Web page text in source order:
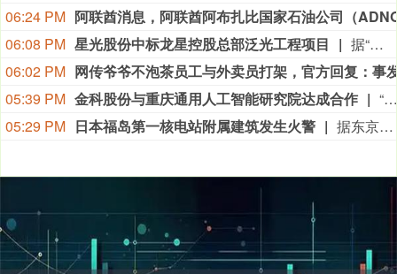
06:24 PM
06:08 PM 星光股份中标龙星控股总部泛光工程项目
据“星光股份”公众号消息，近日，星光股份成功中标龙星控股总部泛光工程项目。
06:02 PM
05:39 PM 金科股份与重庆通用人工智能研究院达成合作
“金科股份”公众号消息，2026年8月，金科地产集团股份有限公司（简称“金科股份”）与重庆通用人工智能研究院在重庆正式签署全方位合作协议。双方将依托通用人工智能前沿技术，落地不动产全场景智慧解决方案，合力打造重庆“人工智能+不动产”产业标杆项目。
05:29 PM 日本福岛第一核电站附属建筑发生火警 据东京电力公司消息，当地时间8日15时35分左右，日本福岛第一核电站5号、6号机组服务建筑3、4层的火灾报警器发生启动。东京电力公司于当天16时01分向双叶消防本部报警。随后，消防部门赶赴现场确认，但未发现明火或冒烟。事件对核电站厂区设备没有造成影响，监测点以及厂区边界的尘埃监测仪等所测得的放射线量也未发现异常。（央视新闻）